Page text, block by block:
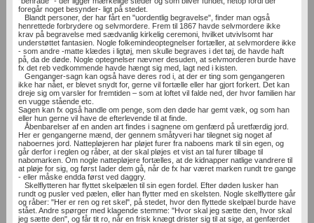
foregår noget besynder- ligt på stedet.
Blandt personer, der har fårt en "uordentlig begravelse", finder man også
henrettede forbrydere og selvmordere. Frem til 1867 havde selvmordere ikke
krav på begravelse med sædvanlig kirkelig ceremoni, hvilket utvivlsomt har
understøttet fantasien. Nogle folkemindeoptegnelser fortæller, at selvmordere ikke
- som andre -matte klædes i ligtøj, men skulle begraves i det tøj, de havde haft
på, da de døde. Nogle optegnelser nævner desuden, at selvmorderen burde have
fx det reb vedkommende havde hængt sig med, lagt ned i kisten.
Genganger-sagn kan også have deres rod i, at der er ting som gengangeren
ikke har nået, er blevet snydt for, gerne vil fortælle eller har gjort forkert. Det kan
dreje sig om varsler for fremtiden – som at loftet vil falde ned, der hvor familien har
en vugge stående etc.
Sagen kan fx også handle om penge, som den døde har gemt væk, og som han
eller hun gerne vil have de efterlevende til at finde.
Åbenbarelser af en anden art findes i sagnene om genfærd på uretfærdig jord.
Her er gengangerne mænd, der gennem småtyveri har tilegnet sig noget af
naboernes jord. Nattepløjeren har pløjet furer fra naboens mark til sin egen, og
går derfor i reglen og råber, at der skal pløjes et vist an tal furer tilbage til
nabomarken. Om nogle nattepløjere fortælles, at de kidnapper natlige vandrere til
at pløje for sig, og først Iader dem gå, når de fx har været marken rundt tre gange
- eller måske endda først ved daggry.
Skelflytteren har flyttet skelpælen til sin egen fordel. Efter døden lusker han
rundt og pusler ved pælen, eller han flytter med en skelsten. Nogle skelflyttere går
og råber: "Her er ren og ret skel", på stedet, hvor den flyttede skelpæl burde have
stået. Andre spørger med klagende stemme: "Hvor skal jeg sætte den, hvor skal
jeg sætte den", og får tit ro, når en frisk knægt drister sig til at sige, at genfærdet